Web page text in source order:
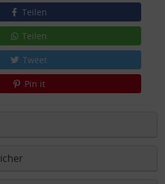
Teilen
Teilen
Tweet
Pin it